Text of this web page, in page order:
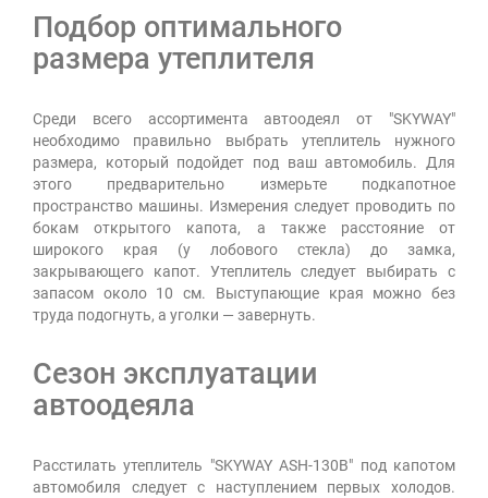
Подбор оптимального
размера утеплителя
Среди всего ассортимента автоодеял от "SKYWAY"
необходимо правильно выбрать утеплитель нужного
размера, который подойдет под ваш автомобиль. Для
этого предварительно измерьте подкапотное
пространство машины. Измерения следует проводить по
бокам открытого капота, а также расстояние от
широкого края (у лобового стекла) до замка,
закрывающего капот. Утеплитель следует выбирать с
запасом около 10 см. Выступающие края можно без
труда подогнуть, а уголки — завернуть.
Сезон эксплуатации
автоодеяла
Расстилать утеплитель "SKYWAY ASH-130B" под капотом
автомобиля следует с наступлением первых холодов.